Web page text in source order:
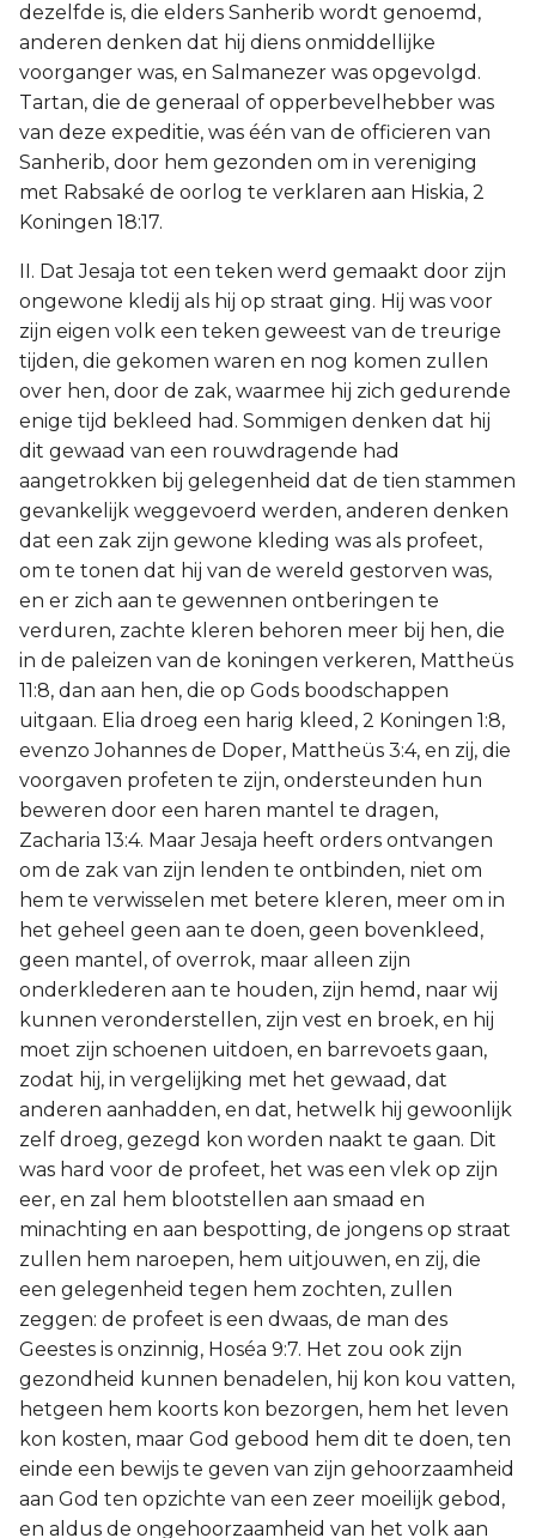
dezelfde is, die elders Sanherib wordt genoemd,
anderen denken dat hij diens onmiddellijke
voorganger was, en Salmanezer was opgevolgd.
Tartan, die de generaal of opperbevelhebber was
van deze expeditie, was één van de officieren van
Sanherib, door hem gezonden om in vereniging
met Rabsaké de oorlog te verklaren aan Hiskia, 2
Koningen 18:17.
II. Dat Jesaja tot een teken werd gemaakt door zijn
ongewone kledij als hij op straat ging. Hij was voor
zijn eigen volk een teken geweest van de treurige
tijden, die gekomen waren en nog komen zullen
over hen, door de zak, waarmee hij zich gedurende
enige tijd bekleed had. Sommigen denken dat hij
dit gewaad van een rouwdragende had
aangetrokken bij gelegenheid dat de tien stammen
gevankelijk weggevoerd werden, anderen denken
dat een zak zijn gewone kleding was als profeet,
om te tonen dat hij van de wereld gestorven was,
en er zich aan te gewennen ontberingen te
verduren, zachte kleren behoren meer bij hen, die
in de paleizen van de koningen verkeren, Mattheüs
11:8, dan aan hen, die op Gods boodschappen
uitgaan. Elia droeg een harig kleed, 2 Koningen 1:8,
evenzo Johannes de Doper, Mattheüs 3:4, en zij, die
voorgaven profeten te zijn, ondersteunden hun
beweren door een haren mantel te dragen,
Zacharia 13:4. Maar Jesaja heeft orders ontvangen
om de zak van zijn lenden te ontbinden, niet om
hem te verwisselen met betere kleren, meer om in
het geheel geen aan te doen, geen bovenkleed,
geen mantel, of overrok, maar alleen zijn
onderklederen aan te houden, zijn hemd, naar wij
kunnen veronderstellen, zijn vest en broek, en hij
moet zijn schoenen uitdoen, en barrevoets gaan,
zodat hij, in vergelijking met het gewaad, dat
anderen aanhadden, en dat, hetwelk hij gewoonlijk
zelf droeg, gezegd kon worden naakt te gaan. Dit
was hard voor de profeet, het was een vlek op zijn
eer, en zal hem blootstellen aan smaad en
minachting en aan bespotting, de jongens op straat
zullen hem naroepen, hem uitjouwen, en zij, die
een gelegenheid tegen hem zochten, zullen
zeggen: de profeet is een dwaas, de man des
Geestes is onzinnig, Hoséa 9:7. Het zou ook zijn
gezondheid kunnen benadelen, hij kon kou vatten,
hetgeen hem koorts kon bezorgen, hem het leven
kon kosten, maar God gebood hem dit te doen, ten
einde een bewijs te geven van zijn gehoorzaamheid
aan God ten opzichte van een zeer moeilijk gebod,
en aldus de ongehoorzaamheid van het volk aan